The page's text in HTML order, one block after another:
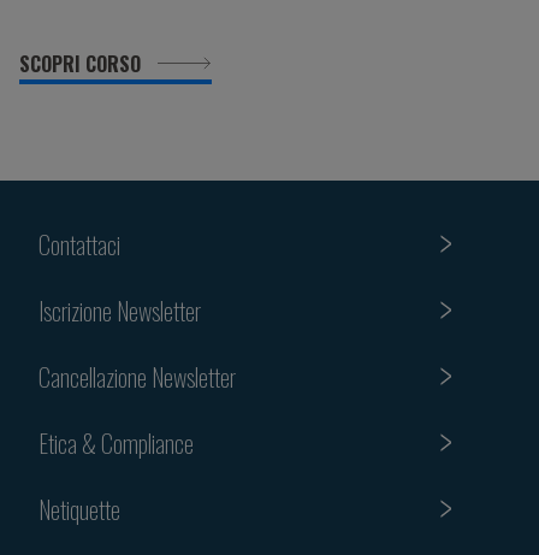
SCOPRI CORSO
Contattaci
Iscrizione Newsletter
Cancellazione Newsletter
Etica & Compliance
Netiquette